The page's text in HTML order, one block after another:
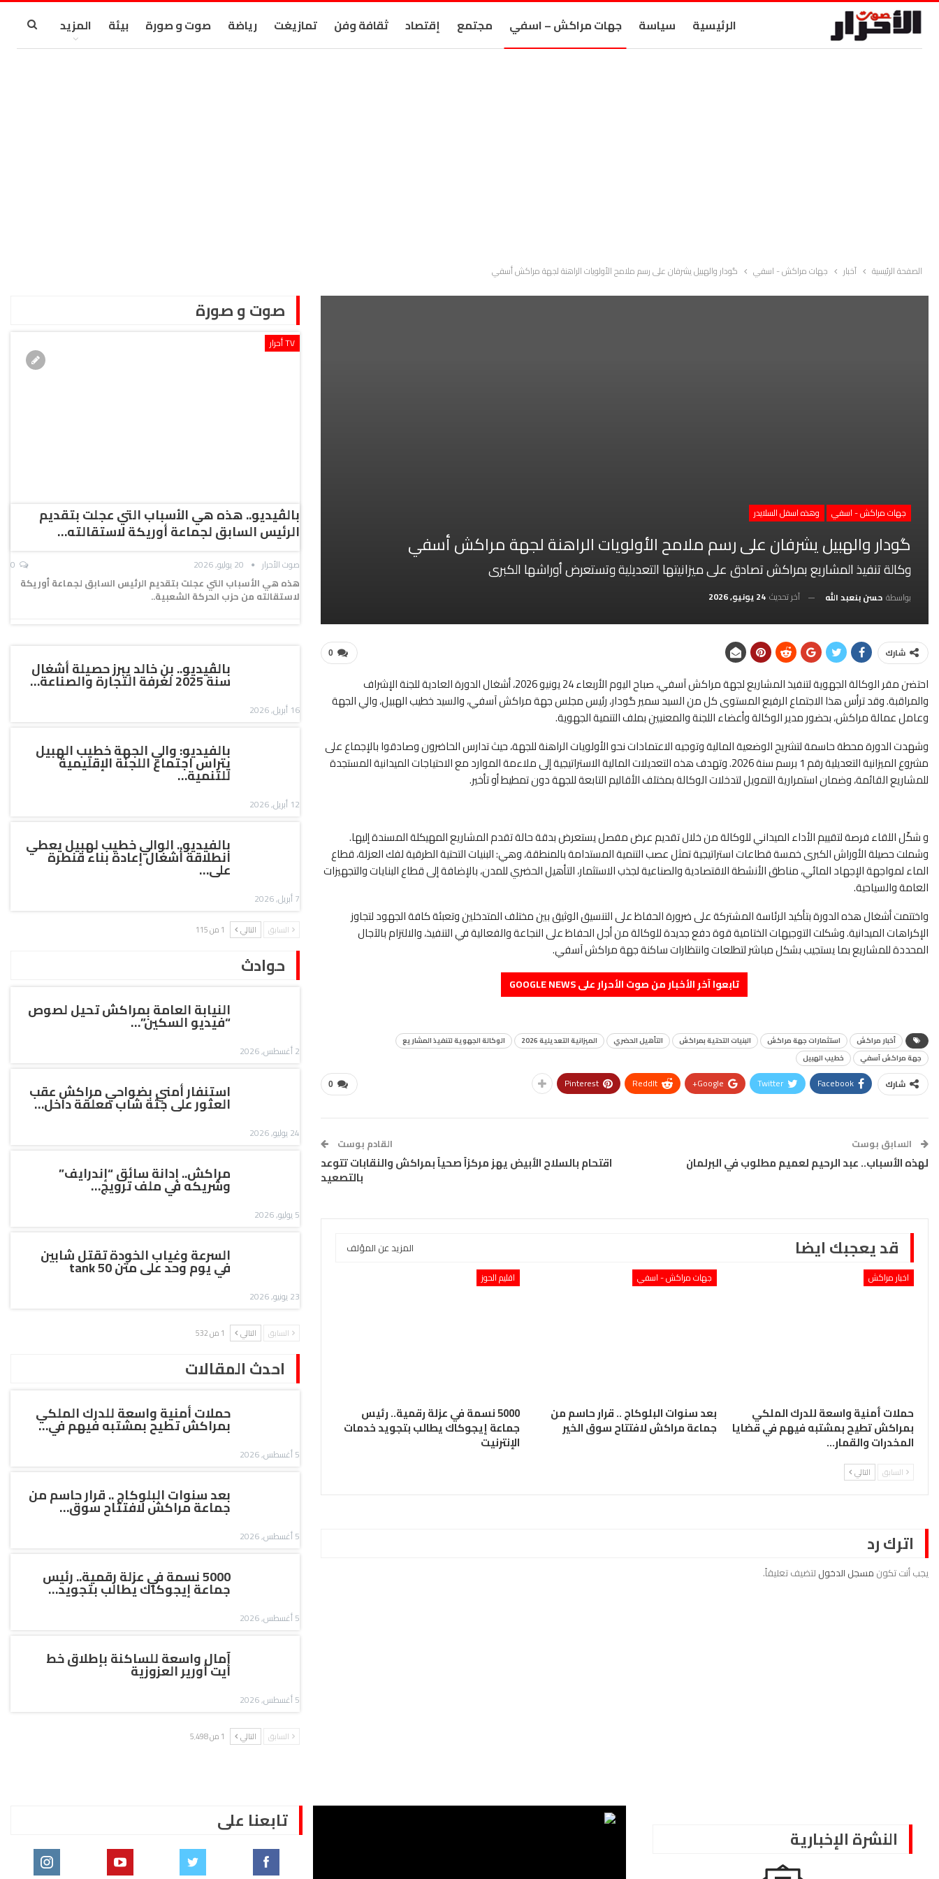
الرئيسية سياسة جهات مراكش – اسفي مجتمع إقتصاد ثقافة وفن تمازيغت رياضة صوت و صورة بيئة المزيد
الصفحة الرئيسية آخبار جهات مراكش - اسفي گودار والهبيل يشرفان على رسم ملامح الأولويات الراهنة لجهة مراكش أسفي
جهات مراكش - اسفي وهذه اسفل السلايدر
گودار والهبيل يشرفان على رسم ملامح الأولويات الراهنة لجهة مراكش أسفي
وكالة تنفيذ المشاريع بمراكش تصادق على ميزانيتها التعديلية وتستعرض أوراشها الكبرى
بواسطة حسن بنعبد الله آخر تحديث 24 يونيو, 2026
0 شارك
احتضن مقر الوكالة الجهوية لتنفيذ المشاريع لجهة مراكش آسفي، صباح اليوم الأربعاء 24 يونيو 2026، أشغال الدورة العادية للجنة الإشراف
والمراقبة. وقد ترأس هذا الاجتماع الرفيع المستوى كل من السيد سمير گودار، رئيس مجلس جهة مراكش آسفي، والسيد خطيب الهبيل، والي الجهة
وعامل عمالة مراكش، بحضور مدير الوكالة وأعضاء اللجنة والمعنيين بملف التنمية الجهوية.
وشهدت الدورة محطة حاسمة لتشريح الوضعية المالية وتوجيه الاعتمادات نحو الأولويات الراهنة للجهة، حيث تدارس الحاضرون وصادقوا بالإجماع على
مشروع الميزانية التعديلية رقم 1 برسم سنة 2026. وتهدف هذه التعديلات المالية الاستراتيجية إلى ملاءمة الموارد مع الاحتياجات الميدانية المستجدة
للمشاريع القائمة، وضمان استمرارية التمويل لتدخلات الوكالة بمختلف الأقاليم التابعة للجهة دون تمطيط أو تأخير.
و شكّل اللقاء فرصة لتقييم الأداء الميداني للوكالة من خلال تقديم عرض مفصل يستعرض بدقة حالة تقدم المشاريع المهيكلة المسندة إليها.
وشملت حصيلة الأوراش الكبرى خمسة قطاعات استراتيجية تمثل عصب التنمية المستدامة بالمنطقة، وهي: البنيات التحتية الطرقية لفك العزلة، قطاع
الماء لمواجهة الإجهاد المائي، مناطق الأنشطة الاقتصادية والصناعية لجذب الاستثمار، التأهيل الحضري للمدن، بالإضافة إلى قطاع البنايات والتجهيزات
العامة والسياحية.
واختتمت أشغال هذه الدورة بتأكيد الرئاسة المشتركة على ضرورة الحفاظ على التنسيق الوثيق بين مختلف المتدخلين وتعبئة كافة الجهود لتجاوز
الإكراهات الميدانية. وشكلت التوجيهات الختامية قوة دفع جديدة للوكالة من أجل الحفاظ على النجاعة والفعالية في التنفيذ، والالتزام بالآجال
المحددة للمشاريع بما يستجيب بشكل مباشر لتطلعات وانتظارات ساكنة جهة مراكش آسفي.
تابعوا آخر الأخبار من صوت الأحرار على GOOGLE NEWS
أخبار مراكش استثمارات جهة مراكش البنيات التحتية بمراكش التأهيل الحضري الميزانية التعديلية 2026
الوكالة الجهوية لتنفيذ المشاريع
جهة مراكش آسفي
خطيب الهبيل
0 شارك Facebook
Twitter
Google+
ReddIt
Pinterest
السابق بوست
لهذه الأسباب.. عبد الرحيم لعميم مطلوب في البرلمان
القادم بوست
اقتحام بالسلاح الأبيض يهز مركزاً صحياً بمراكش والنقابات تتوعد
بالتصعيد
قد يعجبك ايضا المزيد عن المؤلف
اخبار مراكش
حملات أمنية واسعة للدرك الملكي
بمراكش تطيح بمشتبه فيهم في قضايا
المخدرات والقمار…
جهات مراكش - اسفي
بعد سنوات البلوكاج .. قرار حاسم من
جماعة مراكش لافتتاح سوق الخير
اقليم الحوز
5000 نسمة في عزلة رقمية.. رئيس
جماعة إيجوكاك يطالب بتجويد خدمات
الإنترنيت
السابق التالي
اترك رد
يجب أنت تكون مسجل الدخول لتضيف تعليقاً.
صوت و صورة
TV أحرار
بالڤيديو.. هذه هي الأسباب التي عجلت بتقديم
الرئيس السابق لجماعة أوريكة لاستقالته…
صوت الأحرار 20 يوليو, 2026
هذه هي الأسباب التي عجلت بتقديم الرئيس السابق لجماعة أوريكة
لاستقالته من حزب الحركة الشعبية..
بالڤيديو.. بن خالد يبرز حصيلة أشغال
سنة 2025 لغرفة التجارة والصناعة…
16 أبريل, 2026
بالفيديو: والي الجهة خطيب الهبيل
يتراس اجتماع اللجنة الإقليمية
للتنمية…
12 أبريل, 2026
بالفيديو.. الوالي خطيب لهبيل يعطي
انطلاقة أشغال إعادة بناء قنطرة
على…
7 أبريل, 2026
السابق التالي 1 من 115
حوادث
النيابة العامة بمراكش تحيل لصوص
“فيديو السكين”…
2 أغسطس, 2026
استنفار أمني بضواحي مراكش عقب
العثور على جثة شاب معلقة داخل…
24 يوليو, 2026
مراكش.. إدانة سائق “إندرايف”
وشريكه في ملف ترويج…
5 يوليو, 2026
السرعة وغياب الخودة تقتل شابين
في يوم وحد على متن tank 50
23 يونيو, 2026
السابق التالي 1 من 532
احدث المقالات
حملات أمنية واسعة للدرك الملكي
بمراكش تطيح بمشتبه فيهم في…
5 أغسطس, 2026
بعد سنوات البلوكاج .. قرار حاسم من
جماعة مراكش لافتتاح سوق…
5 أغسطس, 2026
5000 نسمة في عزلة رقمية.. رئيس
جماعة إيجوكاك يطالب بتجويد…
5 أغسطس, 2026
آمال واسعة للساكنة بإطلاق خط
أيت أورير العزوزية
5 أغسطس, 2026
السابق التالي 1 من 5٬498
النشرة الإخبارية
تابعنا على